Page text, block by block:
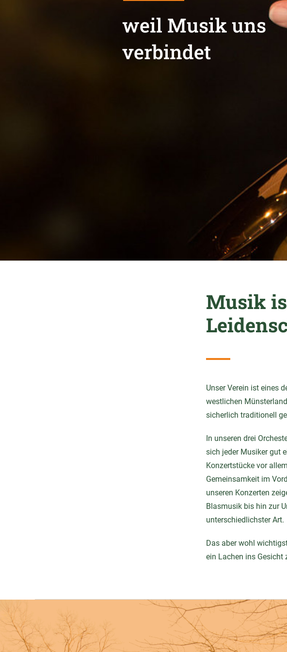
weil Musik uns
verbindet
Musik
Unser Verein ist eines
westlichen
sicherlich traditionell
In unseren drei
sich jeder Musiker gut
Konzertstücke vor
Gemeinsamkeit im
unseren Konzerten
Blasmusik bis hin zur
unterschiedlichster Art.
Das aber wohl
ein Lachen ins Gesicht